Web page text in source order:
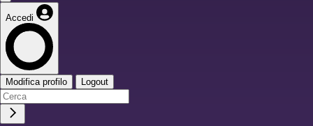
Accedi
Modifica profilo Logout